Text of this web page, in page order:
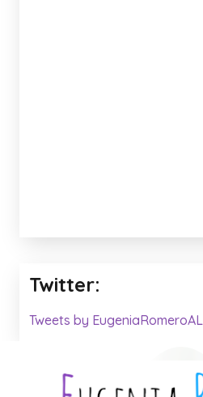
Twitter:
Tweets by EugeniaRomeroAL